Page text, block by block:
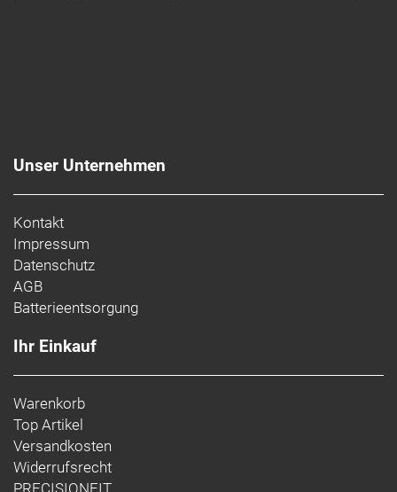
Unser Unternehmen
Kontakt
Impressum
Datenschutz
AGB
Batterieentsorgung
Ihr Einkauf
Warenkorb
Top Artikel
Versandkosten
Widerrufsrecht
PRECISIONFIT